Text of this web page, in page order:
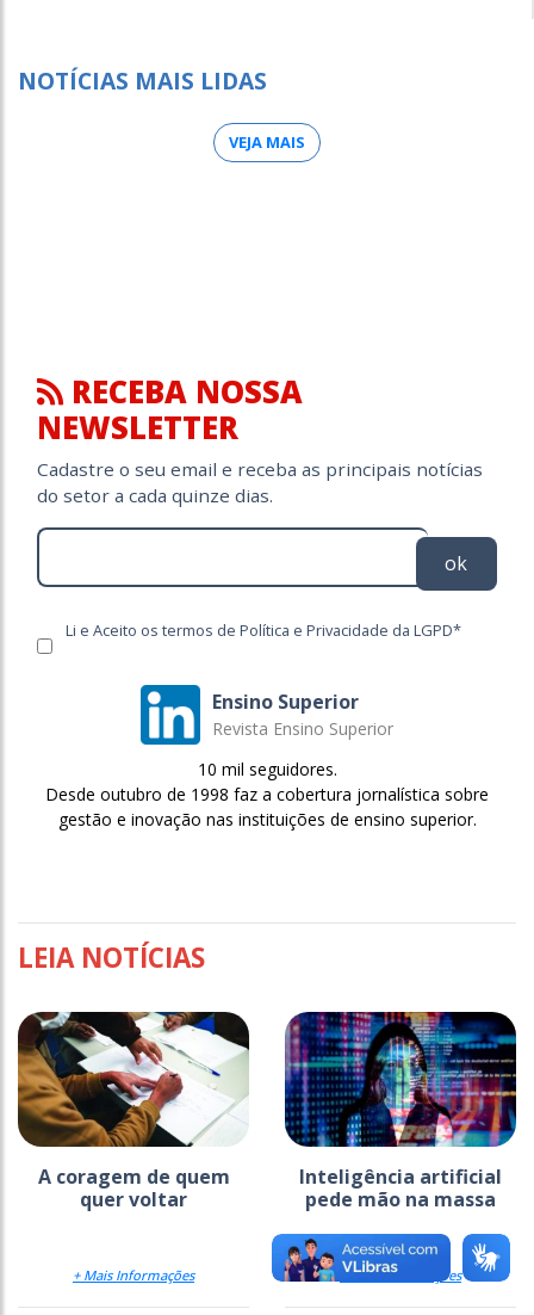
NOTÍCIAS MAIS LIDAS
VEJA MAIS
RECEBA NOSSA
NEWSLETTER
Cadastre o seu email e receba as principais notícias
do setor a cada quinze dias.
ok
Li e Aceito os termos de Política e Privacidade da LGPD*
Ensino Superior
Revista Ensino Superior
10 mil seguidores.
Desde outubro de 1998 faz a cobertura jornalística sobre
gestão e inovação nas instituições de ensino superior.
LEIA NOTÍCIAS
A coragem de quem
quer voltar
+ Mais Informações
Inteligência artificial
pede mão na massa
+ Mais Informações